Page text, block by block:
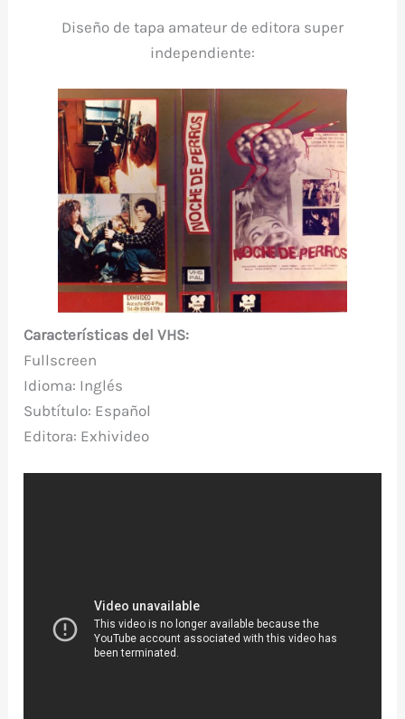
Diseño de tapa amateur de editora super
independiente:
Características del VHS:
Fullscreen
Idioma: Inglés
Subtítulo: Español
Editora: Exhivideo